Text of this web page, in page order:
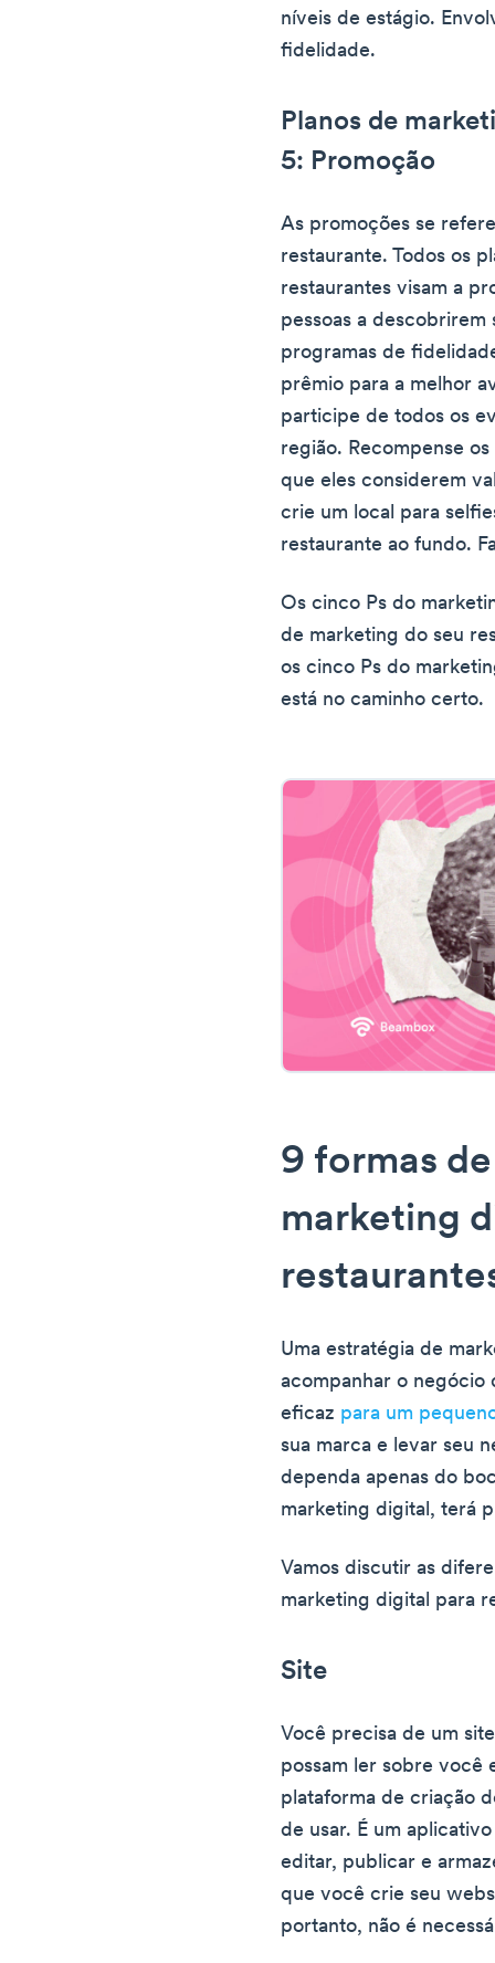
níveis de estágio.
fidelidade.
Planos de
5: Promoção
As promoções se
restaurante. Todos os
restaurantes visam a
pessoas a
programas de
prêmio para a melhor
participe de todos os
região. Recompense
que eles considerem
crie um local para
restaurante ao fundo.
Os cinco Ps do
de marketing do seu
os cinco Ps do
está no caminho certo.
9 formas
marketing
Uma estratégia de
acompanhar o negócio
eficaz para um
sua marca e levar seu
dependa apenas do
marketing digital, terá
Vamos discutir as
marketing digital para
Site
Você precisa de um
possam ler sobre você
plataforma de criação
de usar. É um
editar, publicar e
que você crie seu
portanto, não é